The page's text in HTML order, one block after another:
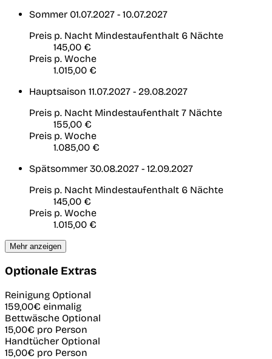
Sommer 01.07.2027 - 10.07.2027
Preis p. Nacht Mindestaufenthalt 6 Nächte
145,00 €
Preis p. Woche
1.015,00 €
Hauptsaison 11.07.2027 - 29.08.2027
Preis p. Nacht Mindestaufenthalt 7 Nächte
155,00 €
Preis p. Woche
1.085,00 €
Spätsommer 30.08.2027 - 12.09.2027
Preis p. Nacht Mindestaufenthalt 6 Nächte
145,00 €
Preis p. Woche
1.015,00 €
Mehr anzeigen
Optionale Extras
Reinigung Optional
159,00€ einmalig
Bettwäsche Optional
15,00€ pro Person
Handtücher Optional
15,00€ pro Person